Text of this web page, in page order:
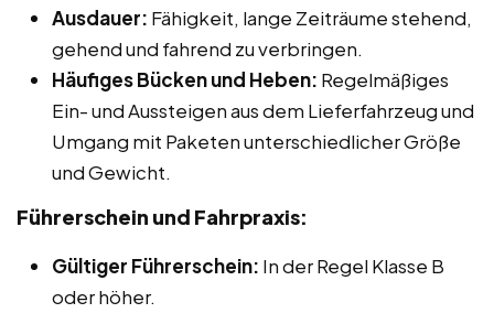
Ausdauer: Fähigkeit, lange Zeiträume stehend,
gehend und fahrend zu verbringen.
Häufiges Bücken und Heben: Regelmäßiges
Ein- und Aussteigen aus dem Lieferfahrzeug und
Umgang mit Paketen unterschiedlicher Größe
und Gewicht.
Führerschein und Fahrpraxis:
Gültiger Führerschein: In der Regel Klasse B
oder höher.